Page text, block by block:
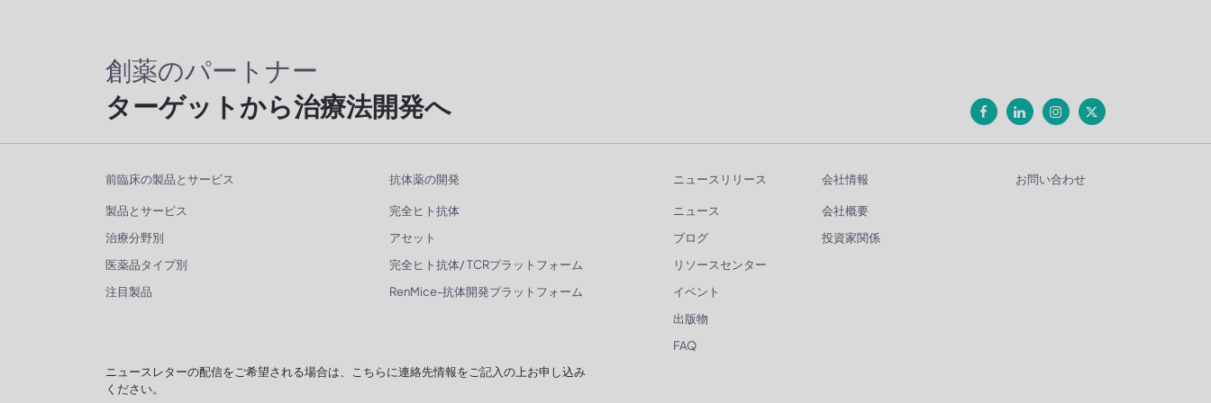
創薬のパートナー
ターゲットから治療法開発へ
前臨床の製品とサービス
製品とサービス
治療分野別
医薬品タイプ別
注目製品
抗体薬の開発
完全ヒト抗体
アセット
完全ヒト抗体/ TCRプラットフォーム
RenMice-抗体開発プラットフォーム
ニュースリリース
ニュース
ブログ
リソースセンター
イベント
出版物
FAQ
会社情報
会社概要
投資家関係
お問い合わせ
ニュースレターの配信をご希望される場合は、こちらに連絡先情報をご記入の上お申し込み
ください。